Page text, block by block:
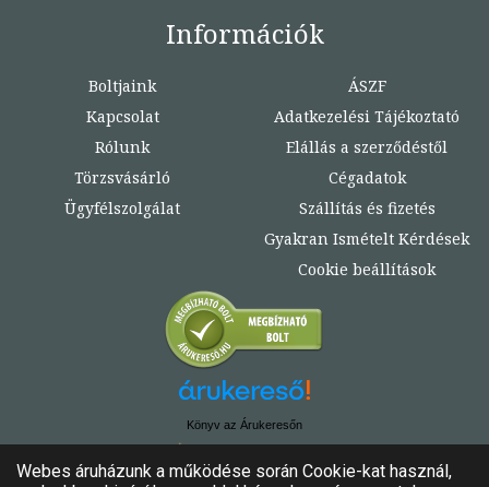
Információk
Boltjaink
Kapcsolat
Rólunk
Törzsvásárló
Ügyfélszolgálat
ÁSZF
Adatkezelési Tájékoztató
Elállás a szerződéstől
Cégadatok
Szállítás és fizetés
Gyakran Ismételt Kérdések
Cookie beállítások
Könyv az Árukeresőn